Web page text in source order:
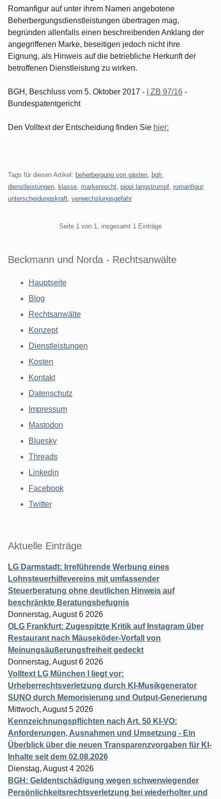
Romanfigur auf unter ihrem Namen angebotene
Beherbergungsdienstleistungen übertragen mag,
begründen allenfalls einen beschreibenden Anklang der
angegriffenen Marke, beseitigen jedoch nicht ihre
Eignung, als Hinweis auf die betriebliche Herkunft der
betroffenen Dienstleistung zu wirken.
BGH, Beschluss vom 5. Oktober 2017 - I ZB 97/16 -
Bundespatentgericht
Den Volltext der Entscheidung finden Sie hier:
Tags für diesen Artikel: beherbergung von gästen bgh
dienstleistungen
klasse markenrecht pippi langstrumpf romanfigur,
unterscheidungskraft verwechslungsgefahr
Seite 1 von 1, insgesamt 1 Einträge
Beckmann und Norda - Rechtsanwälte
Hauptseite
Blog
Rechtsanwälte
Konzept
Dienstleistungen
Kosten
Kontakt
Datenschutz
Impressum
Mastodon
Bluesky
Threads
Linkedin
Facebook
Twitter
Aktuelle Einträge
LG Darmstadt: Irreführende Werbung eines
Lohnsteuerhilfevereins mit umfassender
Steuerberatung ohne deutlichen Hinweis auf
beschränkte Beratungsbefugnis
Donnerstag, August 6 2026
OLG Frankfurt: Zugespitzte Kritik auf Instagram über
Restaurant nach Mäuseköder-Vorfall von
Meinungsäußerungsfreiheit gedeckt
Donnerstag, August 6 2026
Volltext LG München I liegt vor:
Urheberrechtsverletzung durch KI-Musikgenerator
SUNO durch Memorisierung und Output-Generierung
Mittwoch, August 5 2026
Kennzeichnungspflichten nach Art. 50 KI-VO:
Anforderungen, Ausnahmen und Umsetzung - Ein
Überblick über die neuen Transparenzvorgaben für KI-
Inhalte seit dem 02.08.2026
Dienstag, August 4 2026
BGH: Geldentschädigung wegen schwerwiegender
Persönlichkeitsrechtsverletzung bei wiederholter und